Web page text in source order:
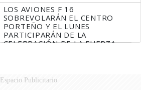
LOS AVIONES F 16
SOBREVOLARÁN EL CENTRO
PORTEÑO Y EL LUNES
PARTICIPARÁN DE LA
CELEBRACIÓN DE LA FUERZA
Espacio Publicitario